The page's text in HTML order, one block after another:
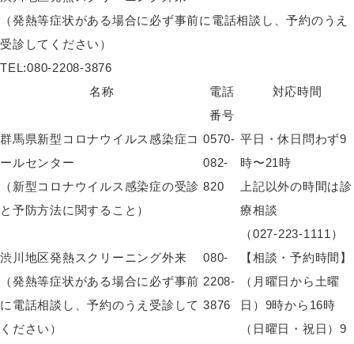
（発熱等症状がある場合に必ず事前に電話相談し、予約のうえ
受診してください）
TEL:080-2208-3876
名称
電話
番号
対応時間
群馬県新型コロナウイルス感染症コ
ールセンター
（新型コロナウイルス感染症の受診
と予防方法に関すること）
0570-
082-
820
平日・休日問わず9
時〜21時
上記以外の時間は診
療相談
（027-223-1111）
渋川地区発熱スクリーニング外来
（発熱等症状がある場合に必ず事前
に電話相談し、予約のうえ受診して
ください）
080-
2208-
3876
【相談・予約時間】
（月曜日から土曜
日）9時から16時
（日曜日・祝日）9